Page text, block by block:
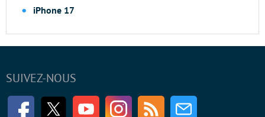
iPhone 17
SUIVEZ-NOUS
FacebookTwitter Youtube InstagramRSS Newsletter